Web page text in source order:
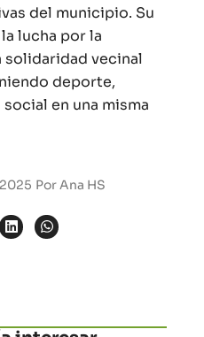
del municipio. Su
lucha por la
solidaridad vecinal
deporte,
en una misma
PorAna HS